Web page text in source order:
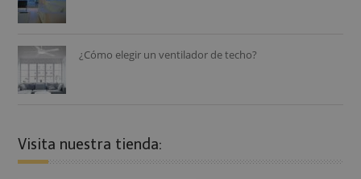
¿Cómo elegir un ventilador de techo?
Visita nuestra tienda: